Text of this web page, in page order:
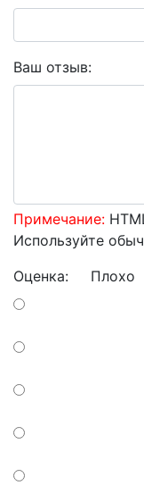
Ваш отзыв:
Примечание:
Используйте
Оценка: Плохо